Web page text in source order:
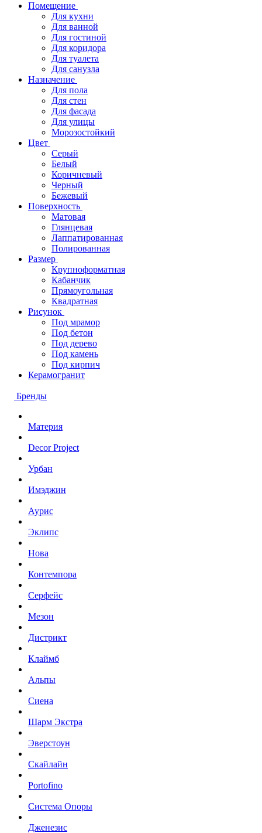
Помещение
Для кухни
Для ванной
Для гостиной
Для коридора
Для туалета
Для санузла
Назначение
Для пола
Для стен
Для фасада
Для улицы
Морозостойкий
Цвет
Серый
Белый
Коричневый
Черный
Бежевый
Поверхность
Матовая
Глянцевая
Лаппатированная
Полированная
Размер
Крупноформатная
Кабанчик
Прямоугольная
Квадратная
Рисунок
Под мрамор
Под бетон
Под дерево
Под камень
Под кирпич
Керамогранит
Бренды
Материя
Decor Project
Урбан
Имэджин
Аурис
Эклипс
Нова
Контемпора
Серфейс
Мезон
Дистрикт
Клаймб
Альпы
Сиена
Шарм Экстра
Эверстоун
Скайлайн
Portofino
Система Опоры
Дженезис